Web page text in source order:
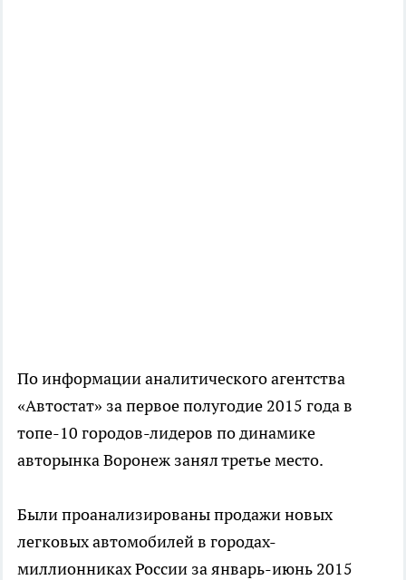
По информации аналитического агентства
«Автостат» за первое полугодие 2015 года в
топе-10 городов-лидеров по динамике
авторынка Воронеж занял третье место.
Были проанализированы продажи новых
легковых автомобилей в городах-
миллионниках России за январь-июнь 2015